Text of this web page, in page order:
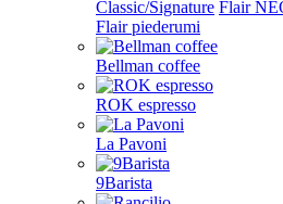
Classic/Signature Flair
Flair piederumi
Bellman coffee
ROK espresso
La Pavoni
9Barista